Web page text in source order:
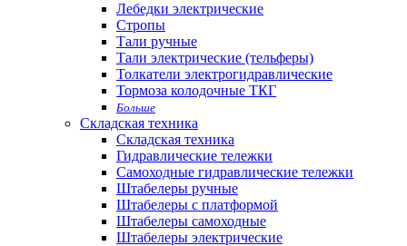
Лебедки электрические
Стропы
Тали ручные
Тали электрические (тельферы)
Толкатели электрогидравлические
Тормоза колодочные ТКГ
Больше
Складская техника
Складская техника
Гидравлические тележки
Самоходные гидравлические тележки
Штабелеры ручные
Штабелеры с платформой
Штабелеры самоходные
Штабелеры электрические